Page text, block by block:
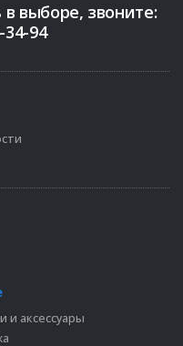
выборе, звоните:
34-94
и аксессуары